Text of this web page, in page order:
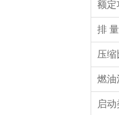
额定
排 量
压缩
燃油
启